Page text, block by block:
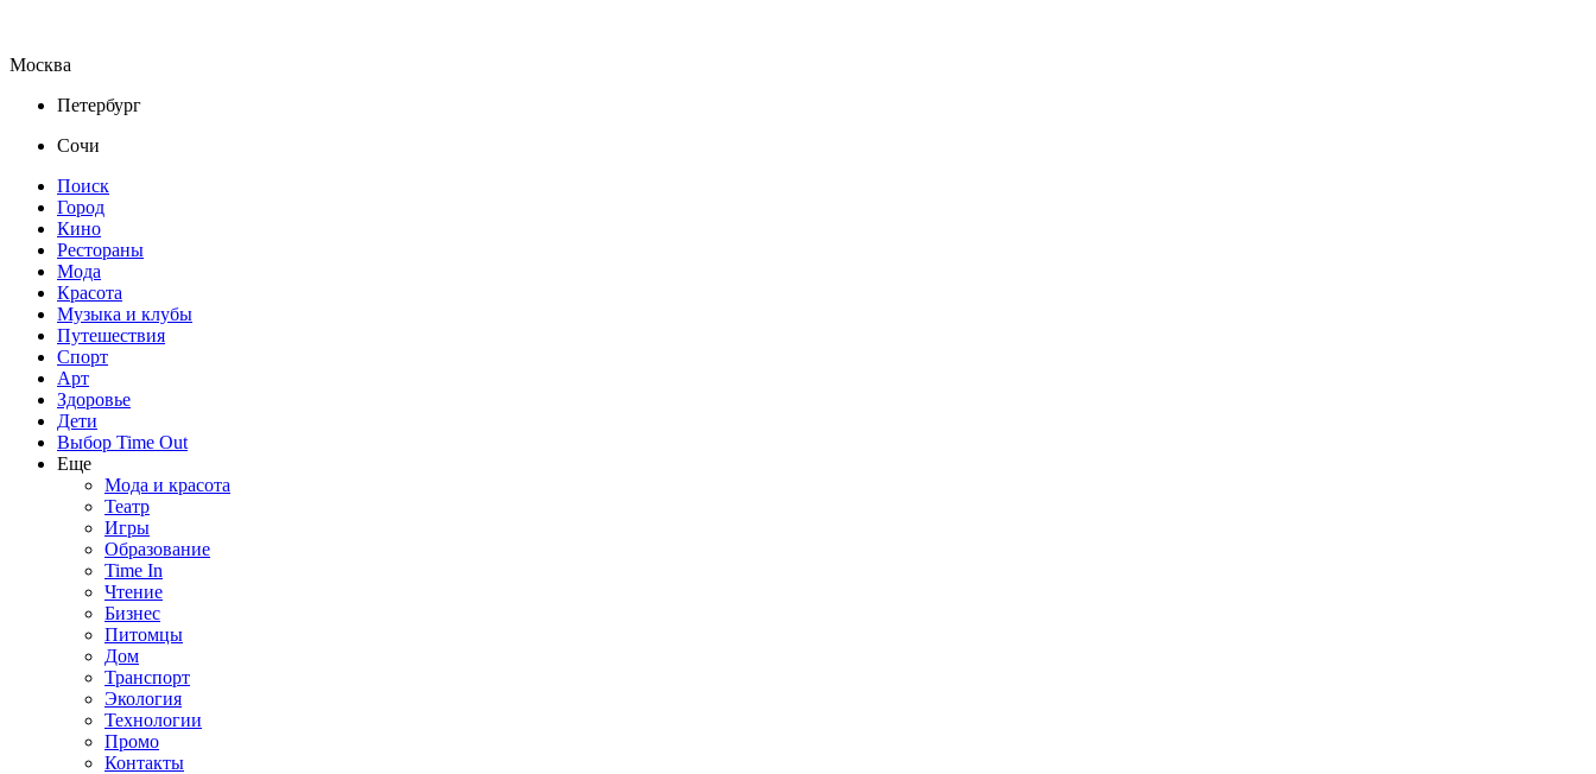
Москва
Петербург
Сочи
Поиск
Город
Кино
Рестораны
Мода
Красота
Музыка и клубы
Путешествия
Спорт
Арт
Здоровье
Дети
Выбор Time Out
Еще
Мода и красота
Театр
Игры
Образование
Time In
Чтение
Бизнес
Питомцы
Дом
Транспорт
Экология
Технологии
Промо
Контакты